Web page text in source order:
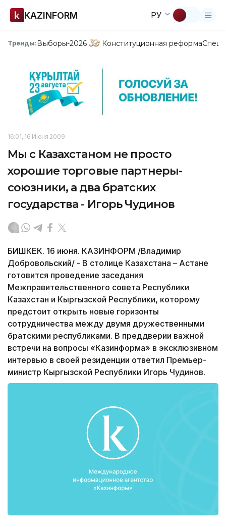
KAZINFORM РУ
Тренды:Выборы-2026 Конституционная реформа
16:01, 16 Июня 2009
Мы с Казахстаном не просто
хорошие торговые партнеры-
союзники, а два братских
государства - Игорь Чудинов
БИШКЕК. 16 июня. КАЗИНФОРМ /Владимир
Добровольский/ - В столице Казахстана – Астане
готовится проведение заседания
Межправительственного совета Республики
Казахстан и Кыргызской Республики, которому
предстоит открыть новые горизонты
сотрудничества между двумя дружественными
братскими республиками. В преддверии важной
встречи на вопросы «Казинформа» в эксклюзивном
интервью в своей резиденции ответил Премьер-
министр Кыргызской Республики Игорь Чудинов.